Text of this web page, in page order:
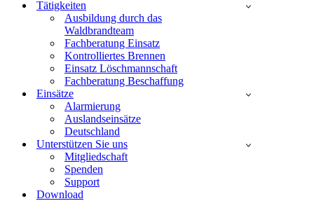
Tätigkeiten
Ausbildung durch das
Waldbrandteam
Fachberatung Einsatz
Kontrolliertes Brennen
Einsatz Löschmannschaft
Fachberatung Beschaffung
Einsätze
Alarmierung
Auslandseinsätze
Deutschland
Unterstützen Sie uns
Mitgliedschaft
Spenden
Support
Download